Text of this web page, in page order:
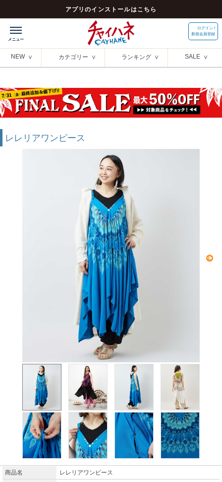
アプリのインストールはこちら
ログイン /
新規会員登録
NEW カテゴリー ランキング SALE
レレリアワンピース
商品名
レレリアワンピース